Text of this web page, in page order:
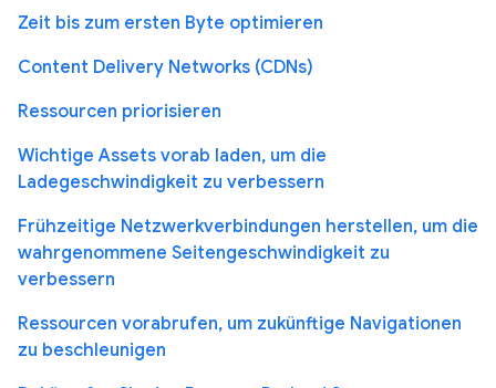
Zeit bis zum ersten Byte optimieren
Content Delivery Networks (CDNs)
Ressourcen priorisieren
Wichtige Assets vorab laden, um die
Ladegeschwindigkeit zu verbessern
Frühzeitige Netzwerkverbindungen herstellen, um die
wahrgenommene Seitengeschwindigkeit zu
verbessern
Ressourcen vorabrufen, um zukünftige Navigationen
zu beschleunigen